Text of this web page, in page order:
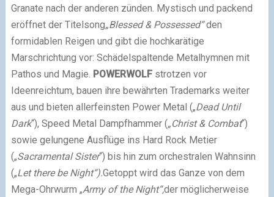
Granate nach der anderen zünden. Mystisch und packend
eröffnet der Titelsong„Blessed & Possessed“den
formidablen Reigen und gibt die hochkarätige
Marschrichtung vor: Schädelspaltende Metalhymnen mit
Pathos und Magie. POWERWOLFstrotzen vor
Ideenreichtum, bauen ihre bewährten Trademarks weiter
aus und bieten allerfeinsten Power Metal („Dead Until
Dark“), Speed Metal Dampfhammer („Christ & Combat“)
sowie gelungene Ausflüge ins Hard Rock Metier
(„Sacramental Sister“) bis hin zum orchestralen Wahnsinn
(„Let there be Night“).Getoppt wird das Ganze von dem
Mega-Ohrwurm „Army of the Night“,der möglicherweise